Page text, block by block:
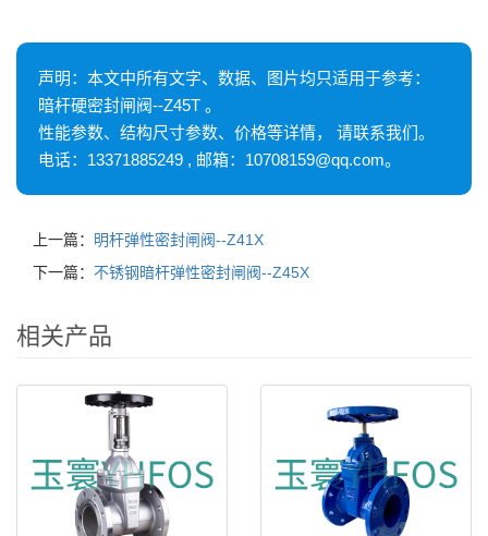
声明：本文中所有文字、数据、图片均只适用于参考：
暗杆硬密封闸阀--Z45T 。
性能参数、结构尺寸参数、价格等详情， 请联系我们。
电话：13371885249 , 邮箱：10708159@qq.com。
上一篇：
明杆弹性密封闸阀--Z41X
下一篇： 不锈钢暗杆弹性密封闸阀--Z45X
相关产品